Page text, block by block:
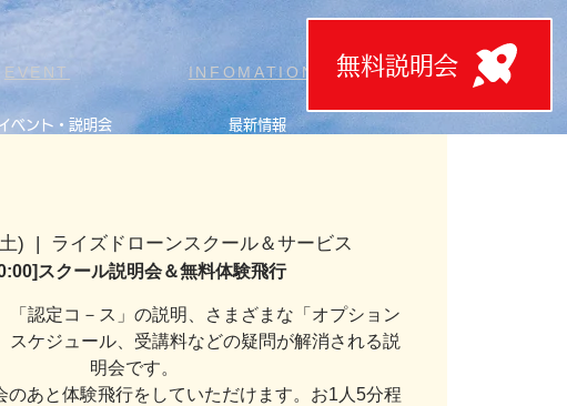
無料説明会
EVENT INFOMATION
ベント・説明会 最新情報
) ライズドローンスクール＆サービス
スクール説明会＆無料体験飛行
「認定コ－ス」の説明、さまざまな「オプション
スケジュール、受講料などの疑問が解消される説
明会です。
のあと体験飛行をしていただけます。お1人5分程